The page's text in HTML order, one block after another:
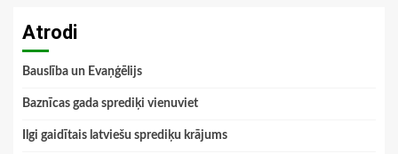
Atrodi
Bauslība un Evaņģēlijs
Baznīcas gada sprediķi vienuviet
Ilgi gaidītais latviešu sprediķu krājums